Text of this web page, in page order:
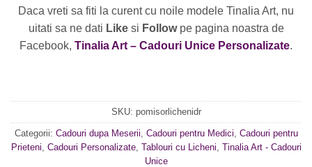
Daca vreti sa fiti la curent cu noile modele Tinalia Art, nu
uitati sa ne dati Likesi Followpe pagina noastra de
Facebook, Tinalia Art – Cadouri Unice Personalizate.
SKU: pomisorlichenidr
Categorii: Cadouri dupa Meserii Cadouri pentru Medici Cadouri pentru
Prieteni Cadouri Personalizate, Tablouri cu Licheni Tinalia Art - Cadouri
Unice